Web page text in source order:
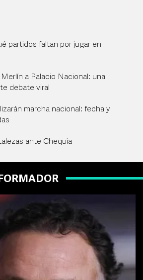
partidos faltan por jugar en
a Palacio Nacional: una
debate viral
marcha nacional: fecha y
ante Chequia